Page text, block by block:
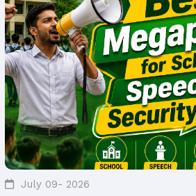
July 09- 2026